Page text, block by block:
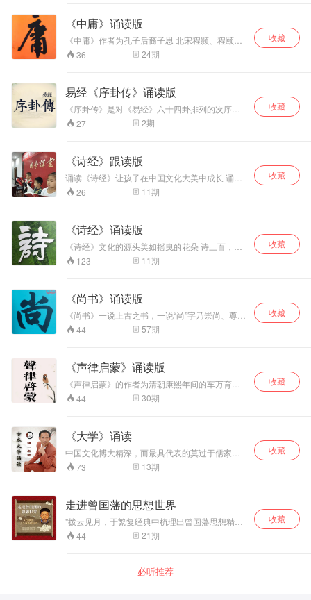
述《诗经》中的句
子以增强说服力。
文 这一高级语言形式有所感知和了解。 读和背是
中国学习的好方法，现在被有些人鄙视或者轻
视，斥之为 死记硬背。这就走向了另外一个极
端，熟读乃至背诵一些优秀的古代人文作品，可
以起到洗涤心灵，开启智慧的作用，只有贮存到
《中庸》诵读版
《中庸》作者为孔子后裔子思 北宋程颢、程颐极
力尊崇《中庸》。南宋朱熹又作《中庸章句》，
并把《中庸》和《大学》、《论语》、《孟子》
校官定的教科书和科举考试的必读书，对古代教
育产生了极大的影响。 程颐认为《中庸》
是“孔门传授心法”的著作，“放之则弥六合，卷之
则退藏于密”，其味无穷，都是实用的学问。善于
阅读的人只要仔细玩味，便可以终身受用不尽。
不尤人。故君子居易以俟命，小人行险以侥幸。
2、凡事豫则立，不豫则废。 3、君子和而不流。
4、 好学近乎知，力行近乎仁，知耻近乎勇。
36 24期
收藏
易经《序卦传》诵读版
《序卦传》是对《易经》六十四卦排列的次序的
阐释，从天地万物说起， 然后以万物生长的过
程、事物变化的因果关系及物极必反、相反相生
十四卦排列的次序。 《序卦传》文辞优美，逻辑
清晰，如同十二因缘的论述一样，文采飞扬，循
环往复，精彩纷呈。
27 2期
收藏
《诗经》跟读版
诵读《诗经》让孩子在中国文化大美中成长 诵读
《诗经》 感悟中国文化源头美妙的风光！《诗
经》虽不如《弟子规》《千字文》《百家姓》等
美更加馥郁芬芳，孩子诵读之，受益更大！孩子
天性无邪，《诗》三百，亦是无邪！以无邪启迪
无邪，岂不是一件妙不可言的事吗？
26 11期
收藏
《诗经》诵读版
《诗经》文化的源头美如摇曳的花朵 诗三百，一
言以蔽之，曰思无邪。《诗经》是中国古代诗歌
开端，最早的一部诗歌总集，收集了西周初年至
篇 ，反映了周初至周晚期约五百年间的社会面
貌。 孔子曾概括《诗经》宗旨为“无邪”，并教育
弟子读《诗经》以作为立言、立行的标准。先秦
诸子中，引用《诗经》者颇多，如孟子、荀子、
墨子、庄子、韩非子等人在说理论证时，多引述
经》之一。
123 11期
收藏
《尚书》诵读版
《尚书》一说上古之书，一说“尚”字乃崇尚、尊崇
之意。《尚书》又称《书》、《书经》，是我国
第一部上古历史文件和部分追述古代事迹著作的
书》、《周书》。战国时期总称《书》，汉代改
称《尚书》，即“上古之书”，是儒家五经之一。
《尚书》命运多舛，相传为孔子整理、选编成一
百篇，流传至今只剩28篇。该书要旨其一在明仁
君治民之道；其二，在明贤臣事君之道。 《尚
是据传闻而写成，不尽可靠。“典”是重要史实或专
题史实的记载；“谟”是记君臣谋略的；“训”是臣开
导君主的话；“诰”是勉励的文告；“誓”是君主训诫
士众的誓词；“命”是君主的命令。自汉以来，《尚
目，在历史上很有影响。 《尚书》文字古奥迂
涩，所谓“周诰殷盘，诘屈聱牙”，就是指这个特
点。《尚书》 最引人注目的思想倾向，是以天命
观念解释历史兴亡，以为现实提供借鉴。 《尚书·
44 57期
收藏
《声律启蒙》诵读版
《声律启蒙》的作者为清朝康熙年间的车万育，
字双亭，号鹤田，湖南邵阳人。 调声律，讲骈
偶。美文采以赏心目，是中国文学特有之艺术，
初学者熟习而玩索之，亦可以得其津要矣。 《声
律启蒙》是训练儿童应对、掌握声韵格律的启蒙
读物，分为上下卷。按韵分编，包罗天文、地
理、花木、鸟兽、人物、器物等的虚实应对。从
单字对到双字对，三字对、五字对、七字对到十
44 30期
收藏
《大学》诵读
中国文化博大精深，而最具代表的莫过于儒家的
经典。明一老师想通过诵读和分享儒家经典，让
更多人了解经典，走进经典，融入经典，让经典
经典主要包括：《大学》《中庸》《论语》《孝
经》《弟子规》等，读经典可以让我们心情平
和、开启智慧、增强记忆、预防痴呆、增加气
质、树立正见、还可以练习普通话等等。让我们
一起来学习经典、感悟经典、分享 经典、成就幸
听。未来也会在蜻蜓fm做《大学》浅解的直播，
73 13期
收藏
走进曾国藩的思想世界
"拨云见月，于繁复经典中梳理出曾国藩思想精髓
高度提炼，系统阐述，全面展示曾国藩的人生经
验 学习曾国藩的慎独功夫，帮助逆袭人生困境与
44 21期
收藏
必听推荐